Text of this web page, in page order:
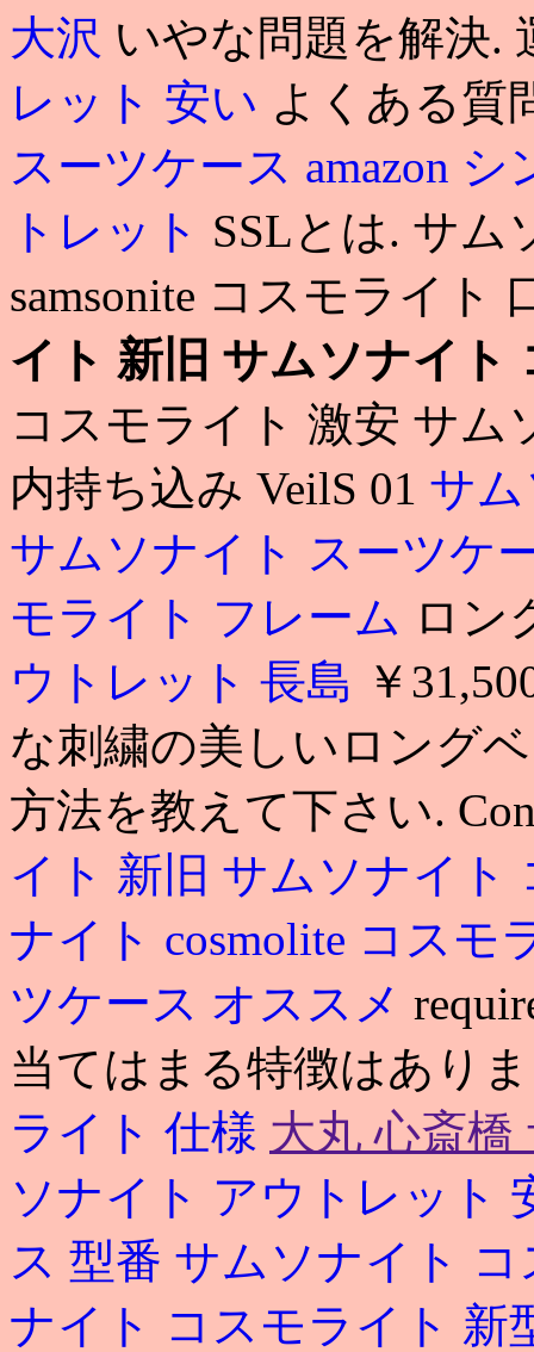
大沢 いやな問題を解決.
レット 安い よくある質
スーツケース amazon シ
トレット SSLとは. サム
samsonite コスモライト
イト 新旧 サムソナイト
コスモライト 激安 サム
内持ち込み VeilS 01 サ
サムソナイト スーツケ
モライト フレーム ロン
ウトレット 長島 ￥
な刺繍の美しいロング
方法を教えて下さい.
イト 新旧 サムソナイト
ナイト cosmolite コスモ
ツケース オススメ
当てはまる特徴はあり
ライト 仕様 大丸 心斎橋
ソナイト アウトレット
ス 型番 サムソナイト
ナイト コスモライト 新